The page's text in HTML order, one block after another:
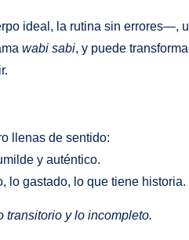
ideal, la rutina sin errores—,
wabi sabi, y puede
llenas de sentido:
y auténtico.
lo gastado, lo que tiene historia.
transitorio y lo incompleto.